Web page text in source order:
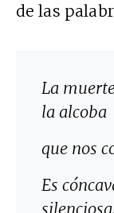
de las
La
la alcoba
que nos
Es
silenciosa,